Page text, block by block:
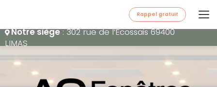
principal
Notre siège: 302 rue de l’Écossais 69400
LIMAS
Rappel gratuit